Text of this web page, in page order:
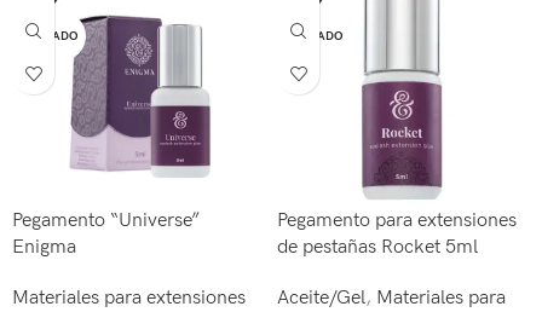
AGOTADO
Pegamento “Universe”
Enigma
Materiales para extensiones
AGOTADO
Pegamento para extensiones
de pestañas Rocket 5ml
Aceite/Gel, Materiales para